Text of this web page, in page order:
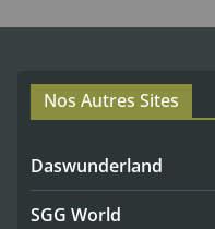
Nos Autres Sites
Daswunderland
SGG World